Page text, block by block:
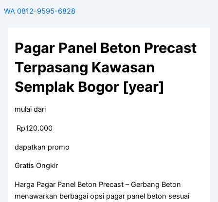
WA 0812-9595-6828
Pagar Panel Beton Precast
Terpasang Kawasan
Semplak Bogor [year]
mulai dari
Rp120.000
dapatkan promo
Gratis Ongkir
Harga Pagar Panel Beton Precast – Gerbang Beton
menawarkan berbagai opsi pagar panel beton sesuai